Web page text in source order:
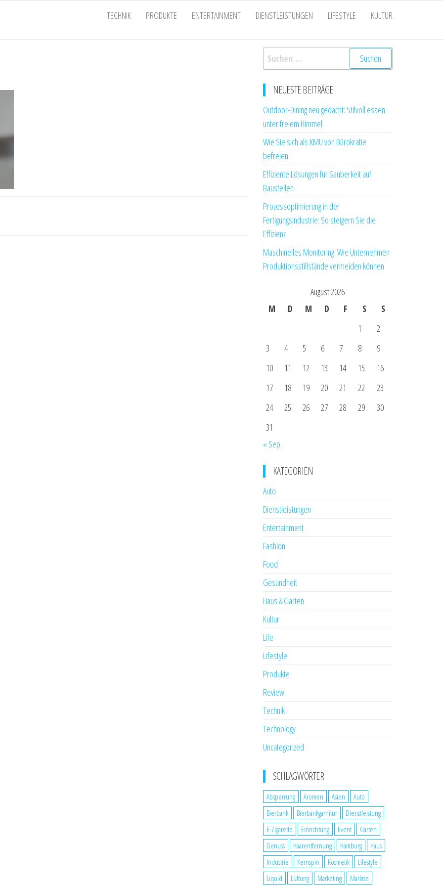
TECHNIK PRODUKTE ENTERTAINMENT DIENSTLEISTUNGEN LIFESTYLE KULTUR
Suchen
nach:
NEUESTE BEITRÄGE
Outdoor-Dining neu gedacht: Stilvoll essen
unter freiem Himmel
Wie Sie sich als KMU von Bürokratie
befreien
Effiziente Lösungen für Sauberkeit auf
Baustellen
Prozessoptimierung in der
Fertigungsindustrie: So steigern Sie die
Effizienz
Maschinelles Monitoring: Wie Unternehmen
Produktionsstillstände vermeiden können
August 2026
M
D M D F S
S
1
2
3
4 5 6 7 8
9
10
11 12 13 14 15
16
17
18 19 20 21 22
23
24
25 26 27 28 29
30
31
« Sep.
KATEGORIEN
Auto
Dienstleistungen
Entertainment
Fashion
Food
Gesundheit
Haus & Garten
Kultur
Life
Lifestyle
Produkte
Review
Technik
Technology
Uncategorized
SCHLAGWÖRTER
Absperrung Aromen Asien
Auto
Bierbank
Bierbankgarnitur
Dienstleistung
E-Zigarette
Einrichtung Event
Garten
Genuss
Haarentfernung Hamburg
Haus
Industrie
Kernspin Kosmetik
Lifestyle
Liquid
Lüftung Marketing Markise